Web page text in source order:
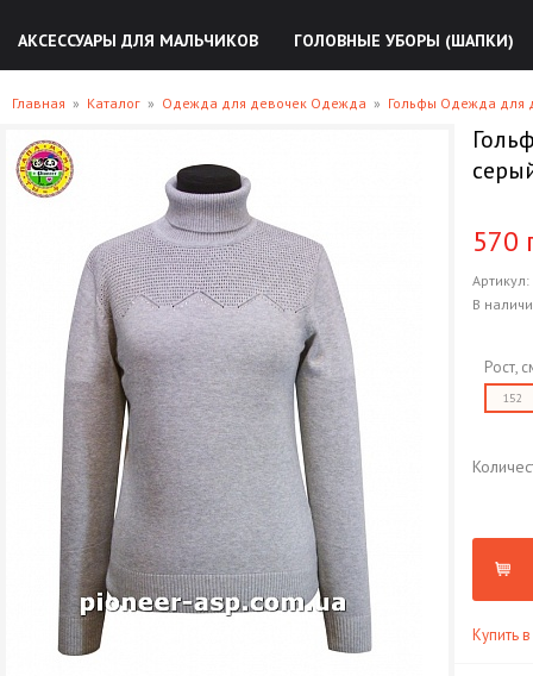
АКСЕССУАРЫ ДЛЯ МАЛЬЧИКОВ ГОЛОВНЫЕ УБОРЫ (ШАПКИ)
Главная » Каталог » Одежда для девочек Одежда » Гольфы Одежда для
570
Артикул:
В
Рост,
152
Купить